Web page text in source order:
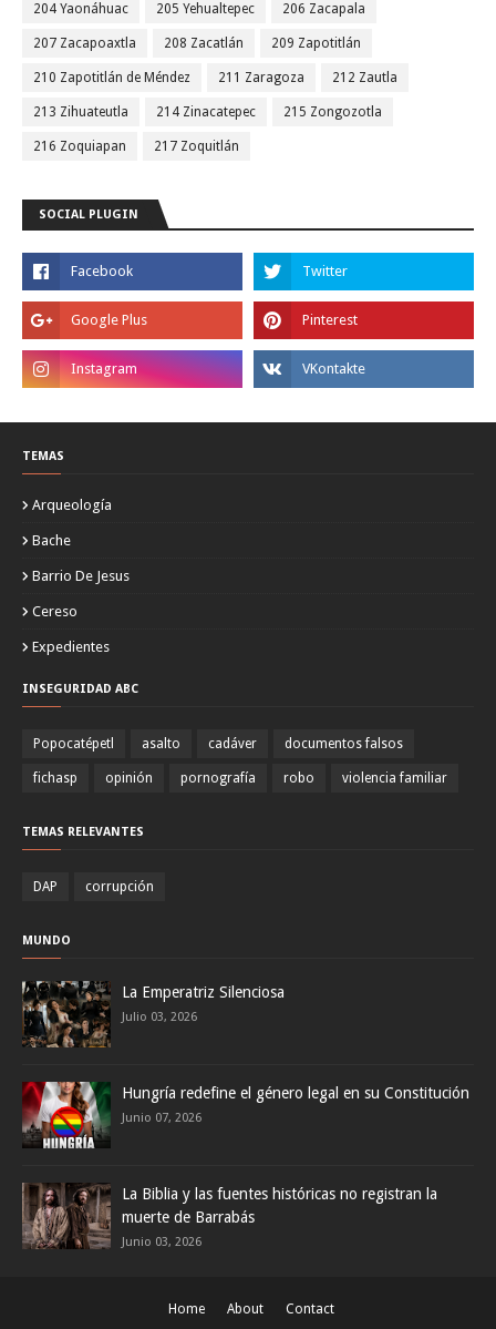
204 Yaonáhuac 205 Yehualtepec 206 Zacapala
207 Zacapoaxtla 208 Zacatlán 209 Zapotitlán
210 Zapotitlán de Méndez 211 Zaragoza 212 Zautla
213 Zihuateutla 214 Zinacatepec 215 Zongozotla
216 Zoquiapan 217 Zoquitlán
SOCIAL PLUGIN
TEMAS
Arqueología
Bache
Barrio De Jesus
Cereso
Expedientes
INSEGURIDAD ABC
Popocatépetl asalto cadáver documentos falsos
fichasp opinión pornografía robo violencia familiar
TEMAS RELEVANTES
DAP corrupción
MUNDO
La Emperatriz Silenciosa
Julio 03, 2026
Hungría redefine el género legal en su Constitución
Junio 07, 2026
La Biblia y las fuentes históricas no registran la
muerte de Barrabás
Junio 03, 2026
Home About Contact